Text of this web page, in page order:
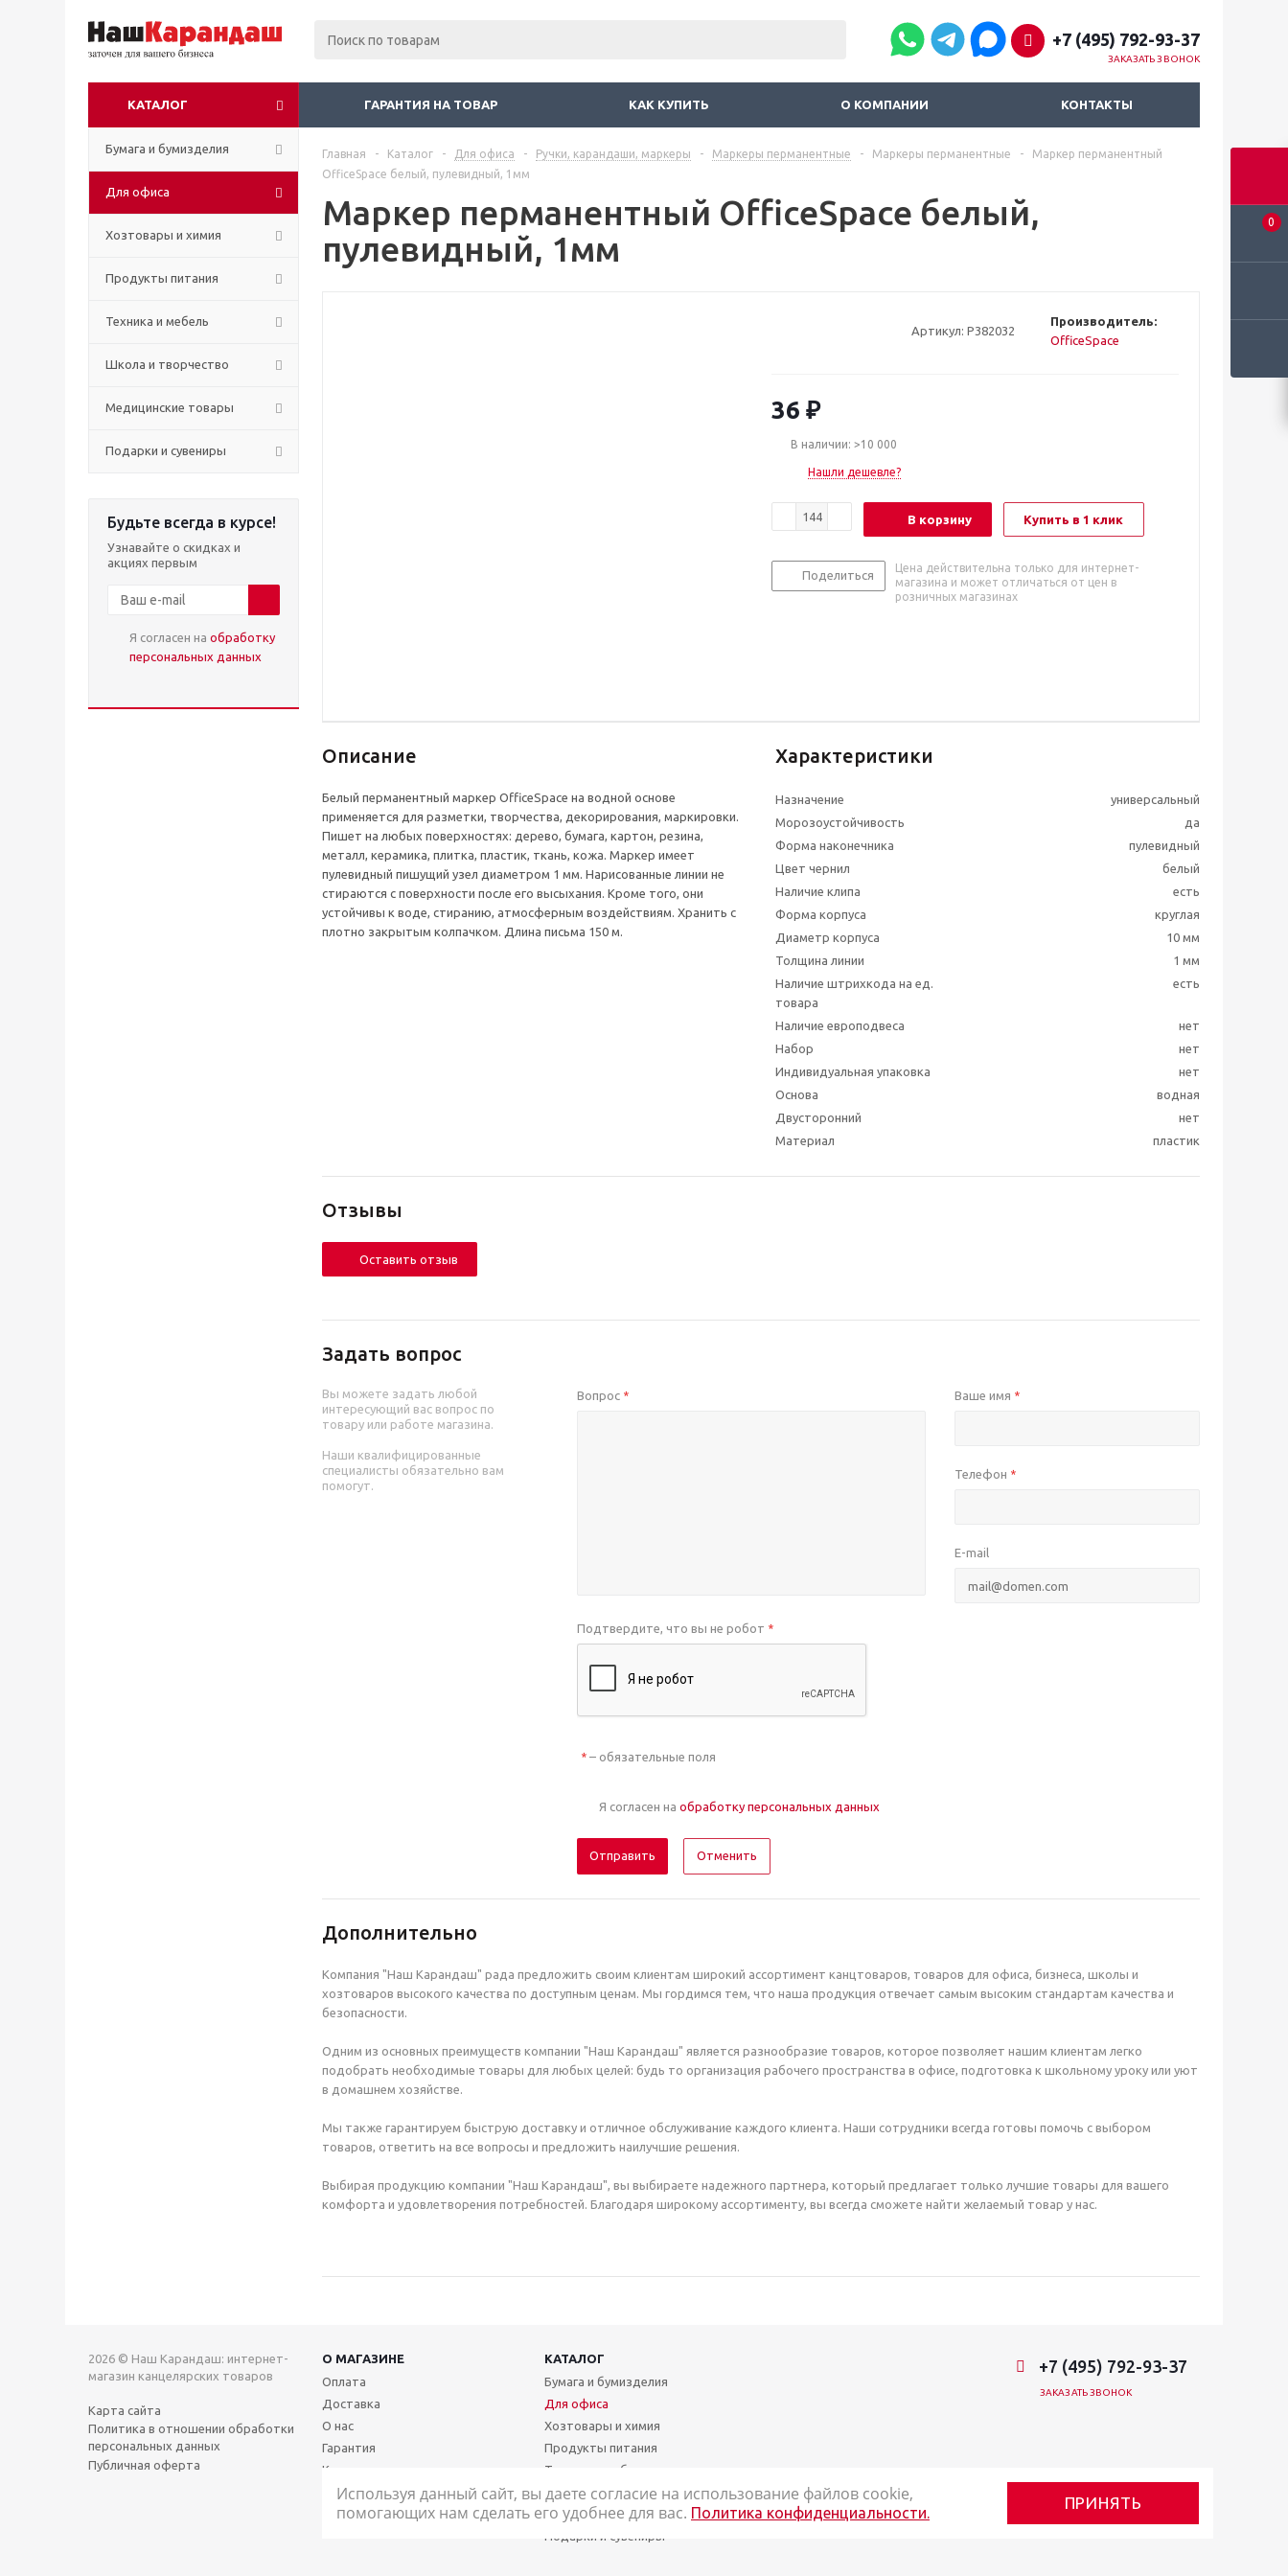
0
+7 (495) 792-93-37
ЗАКАЗАТЬ ЗВОНОК
КАТАЛОГ ГАРАНТИЯ НА ТОВАР КАК КУПИТЬ О КОМПАНИИ КОНТАКТЫ
Бумага и бумизделия
Для офиса
Хозтовары и химия
Продукты питания
Техника и мебель
Школа и творчество
Медицинские товары
Подарки и сувениры
Будьте всегда в курсе!
Узнавайте о скидках и
акциях первым
Я согласен на обработку
персональных данных
Главная - Каталог - Для офиса - Ручки, карандаши, маркеры - Маркеры перманентные - Маркеры перманентные -
Маркер перманентный
OfficeSpace белый, пулевидный, 1мм
Маркер перманентный OfficeSpace белый,
пулевидный, 1мм
Артикул: Р382032
Производитель:
OfficeSpace
36 ₽
В наличии: >10 000
Нашли дешевле?
В корзину Купить в 1 клик
Поделиться
Цена действительна только для интернет-
магазина и может отличаться от цен в
розничных магазинах
Описание
Белый перманентный маркер OfficeSpace на водной основе
применяется для разметки, творчества, декорирования, маркировки.
Пишет на любых поверхностях: дерево, бумага, картон, резина,
металл, керамика, плитка, пластик, ткань, кожа. Маркер имеет
пулевидный пишущий узел диаметром 1 мм. Нарисованные линии не
стираются с поверхности после его высыхания. Кроме того, они
устойчивы к воде, стиранию, атмосферным воздействиям. Хранить с
плотно закрытым колпачком. Длина письма 150 м.
Характеристики
Назначение
универсальный
Морозоустойчивость
да
Форма наконечника
пулевидный
Цвет чернил
белый
Наличие клипа
есть
Форма корпуса
круглая
Диаметр корпуса
10 мм
Толщина линии
1 мм
Наличие штрихкода на ед.
товара
есть
Наличие европодвеса
нет
Набор
нет
Индивидуальная упаковка
нет
Основа
водная
Двусторонний
нет
Материал
пластик
Отзывы
Оставить отзыв
Задать вопрос
Вы можете задать любой
интересующий вас вопрос по
товару или работе магазина.
Наши квалифицированные
специалисты обязательно вам
помогут.
Вопрос * Ваше имя *
Телефон *
E-mail
Подтвердите, что вы не робот *
*– обязательные поля
Я согласен на обработку персональных данных
Отменить
Дополнительно
Компания "Наш Карандаш" рада предложить своим клиентам широкий ассортимент канцтоваров, товаров для офиса, бизнеса, школы и
хозтоваров высокого качества по доступным ценам. Мы гордимся тем, что наша продукция отвечает самым высоким стандартам качества и
безопасности.
Одним из основных преимуществ компании "Наш Карандаш" является разнообразие товаров, которое позволяет нашим клиентам легко
подобрать необходимые товары для любых целей: будь то организация рабочего пространства в офисе, подготовка к школьному уроку или уют
в домашнем хозяйстве.
Мы также гарантируем быструю доставку и отличное обслуживание каждого клиента. Наши сотрудники всегда готовы помочь с выбором
товаров, ответить на все вопросы и предложить наилучшие решения.
Выбирая продукцию компании "Наш Карандаш", вы выбираете надежного партнера, который предлагает только лучшие товары для вашего
комфорта и удовлетворения потребностей. Благодаря широкому ассортименту, вы всегда сможете найти желаемый товар у нас.
2026 © Наш Карандаш: интернет-
магазин канцелярских товаров
Карта сайта
Политика в отношении обработки
персональных данных
Публичная оферта
О МАГАЗИНЕ
КАТАЛОГ
Оплата
Доставка
О нас
Гарантия
Контакты
Бумага и бумизделия
Для офиса
Хозтовары и химия
Продукты питания
Техника и мебель
Школа и творчество
Медицинские товары
Подарки и сувениры
+7 (495) 792-93-37
ЗАКАЗАТЬ ЗВОНОК
Используя данный сайт, вы даете согласие на использование файлов cookie,
помогающих нам сделать его удобнее для вас. Политика конфиденциальности.
ПРИНЯТЬ